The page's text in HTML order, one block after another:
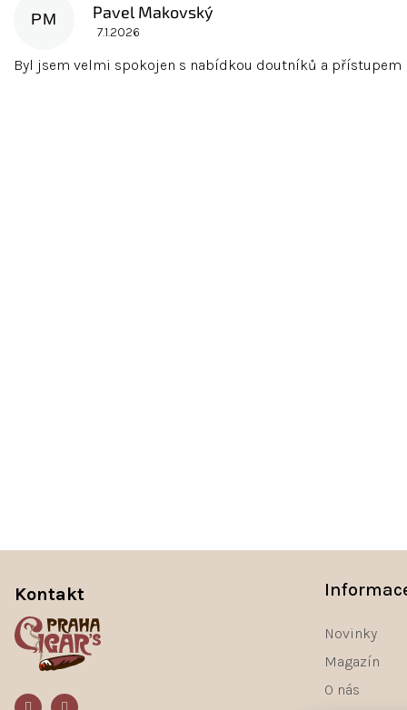
PM Pavel Makovský
Hodnocení obchodu je 5 z 5 hvězdiček.
7.1.2026
Byl jsem velmi spokojen s nabídkou doutníků a
Novinky
Magazín
O nás
Kontakt